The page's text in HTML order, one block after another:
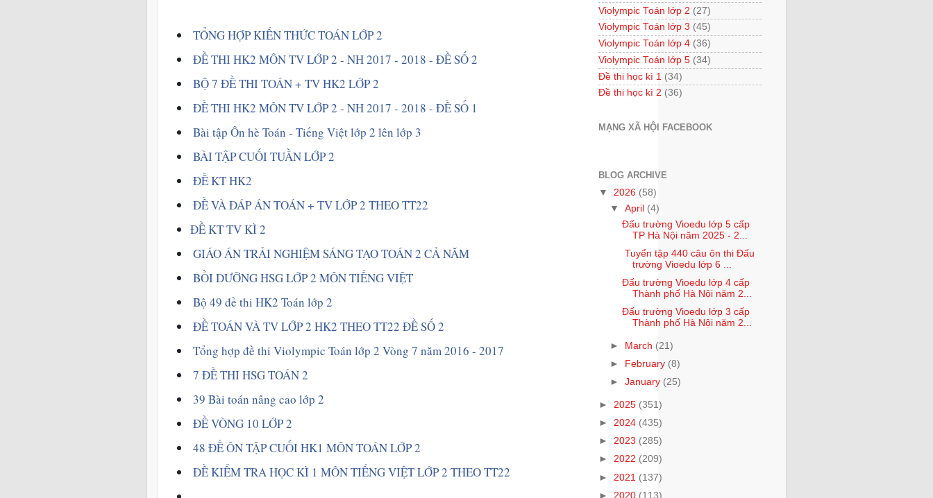
TỔNG HỢP KIẾN THỨC TOÁN LỚP 2
ĐỀ THI HK2 MÔN TV LỚP 2 - NH 2017 - 2018 - ĐỀ SỐ 2
BỘ 7 ĐỀ THI TOÁN + TV HK2 LỚP 2
ĐỀ THI HK2 MÔN TV LỚP 2 - NH 2017 - 2018 - ĐỀ SỐ 1
Bài tập Ôn hè Toán - Tiếng Việt lớp 2 lên lớp 3
BÀI TẬP CUỐI TUẦN LỚP 2
ĐỀ KT HK2
ĐỀ VÀ ĐÁP ÁN TOÁN + TV LỚP 2 THEO TT22
ĐỀ KT TV KÌ 2
GIÁO ÁN TRẢI NGHIỆM SÁNG TẠO TOÁN 2 CẢ NĂM
BỒI DƯỠNG HSG LỚP 2 MÔN TIẾNG VIỆT
Bộ 49 đề thi HK2 Toán lớp 2
ĐỀ TOÁN VÀ TV LỚP 2 HK2 THEO TT22 ĐỀ SỐ 2
Tổng hợp đề thi Violympic Toán lớp 2 Vòng 7 năm 2016 - 2017
7 ĐỀ THI HSG TOÁN 2
39 Bài toán nâng cao lớp 2
ĐỀ VÒNG 10 LỚP 2
48 ĐỀ ÔN TẬP CUỐI HK1 MÔN TOÁN LỚP 2
ĐỀ KIỂM TRA HỌC KÌ 1 MÔN TIẾNG VIỆT LỚP 2 THEO TT22
Violympic Toán lớp 2 (27)
Violympic Toán lớp 3 (45)
Violympic Toán lớp 4 (36)
Violympic Toán lớp 5 (34)
Đề thi học kì 1 (34)
Đề thi học kì 2 (36)
MẠNG XÃ HỘI FACEBOOK
BLOG ARCHIVE
▼ 2026 (58)
▼April (4)
Đấu trường Vioedu lớp 5 cấp
TP Hà Nội năm 2025 - 2...
Tuyển tập 440 câu ôn thi Đấu
trường Vioedu lớp 6 ...
Đấu trường Vioedu lớp 4 cấp
Thành phố Hà Nội năm 2...
Đấu trường Vioedu lớp 3 cấp
Thành phố Hà Nội năm 2...
► March (21)
►
February (8)
►January (25)
► 2025 (351)
► 2024 (435)
► 2023 (285)
► 2022 (209)
► 2021 (137)
► 2020 (113)